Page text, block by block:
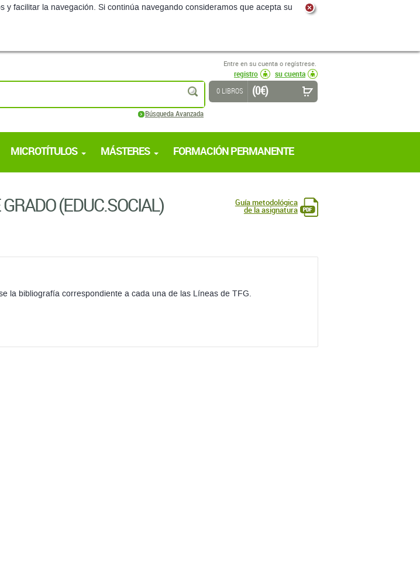
y facilitar la navegación. Si continúa navegando consideramos que acepta su
Entre en su cuenta o regístrese.
registro
su cuenta
buscar
Búsqueda Avanzada
0 LIBROS (0 €)
MICROTÍTULOS MÁSTERES FORMACIÓN PERMANENTE
(EDUC.SOCIAL) Guía metodológica
de la asignatura
la bibliografía correspondiente a cada una de las Líneas de TFG.